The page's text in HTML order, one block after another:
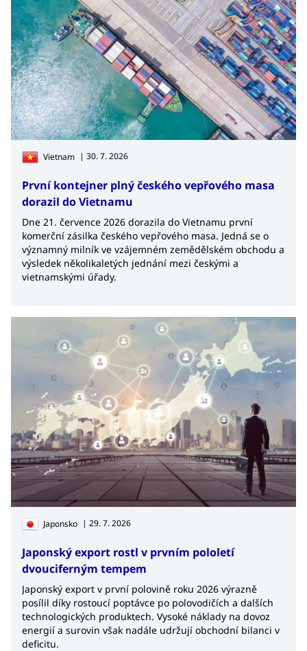
Vietnam | 30. 7. 2026
První kontejner plný českého vepřového masa
dorazil do Vietnamu
Dne 21. července 2026 dorazila do Vietnamu první
komerční zásilka českého vepřového masa. Jedná se o
významný milník ve vzájemném zemědělském obchodu a
výsledek několikaletých jednání mezi českými a
vietnamskými úřady.
Japonsko | 29. 7. 2026
Japonský export rostl v prvním pololetí
dvouciferným tempem
Japonský export v první polovině roku 2026 výrazně
posílil díky rostoucí poptávce po polovodičích a dalších
technologických produktech. Vysoké náklady na dovoz
energií a surovin však nadále udržují obchodní bilanci v
deficitu.